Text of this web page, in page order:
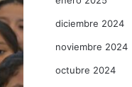
diciembre 2024
noviembre 2024
octubre 2024